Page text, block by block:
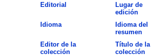
Editorial
Lugar de
edición
Idioma
Idioma del
resumen
Editor de la
colección
Título de la
colección